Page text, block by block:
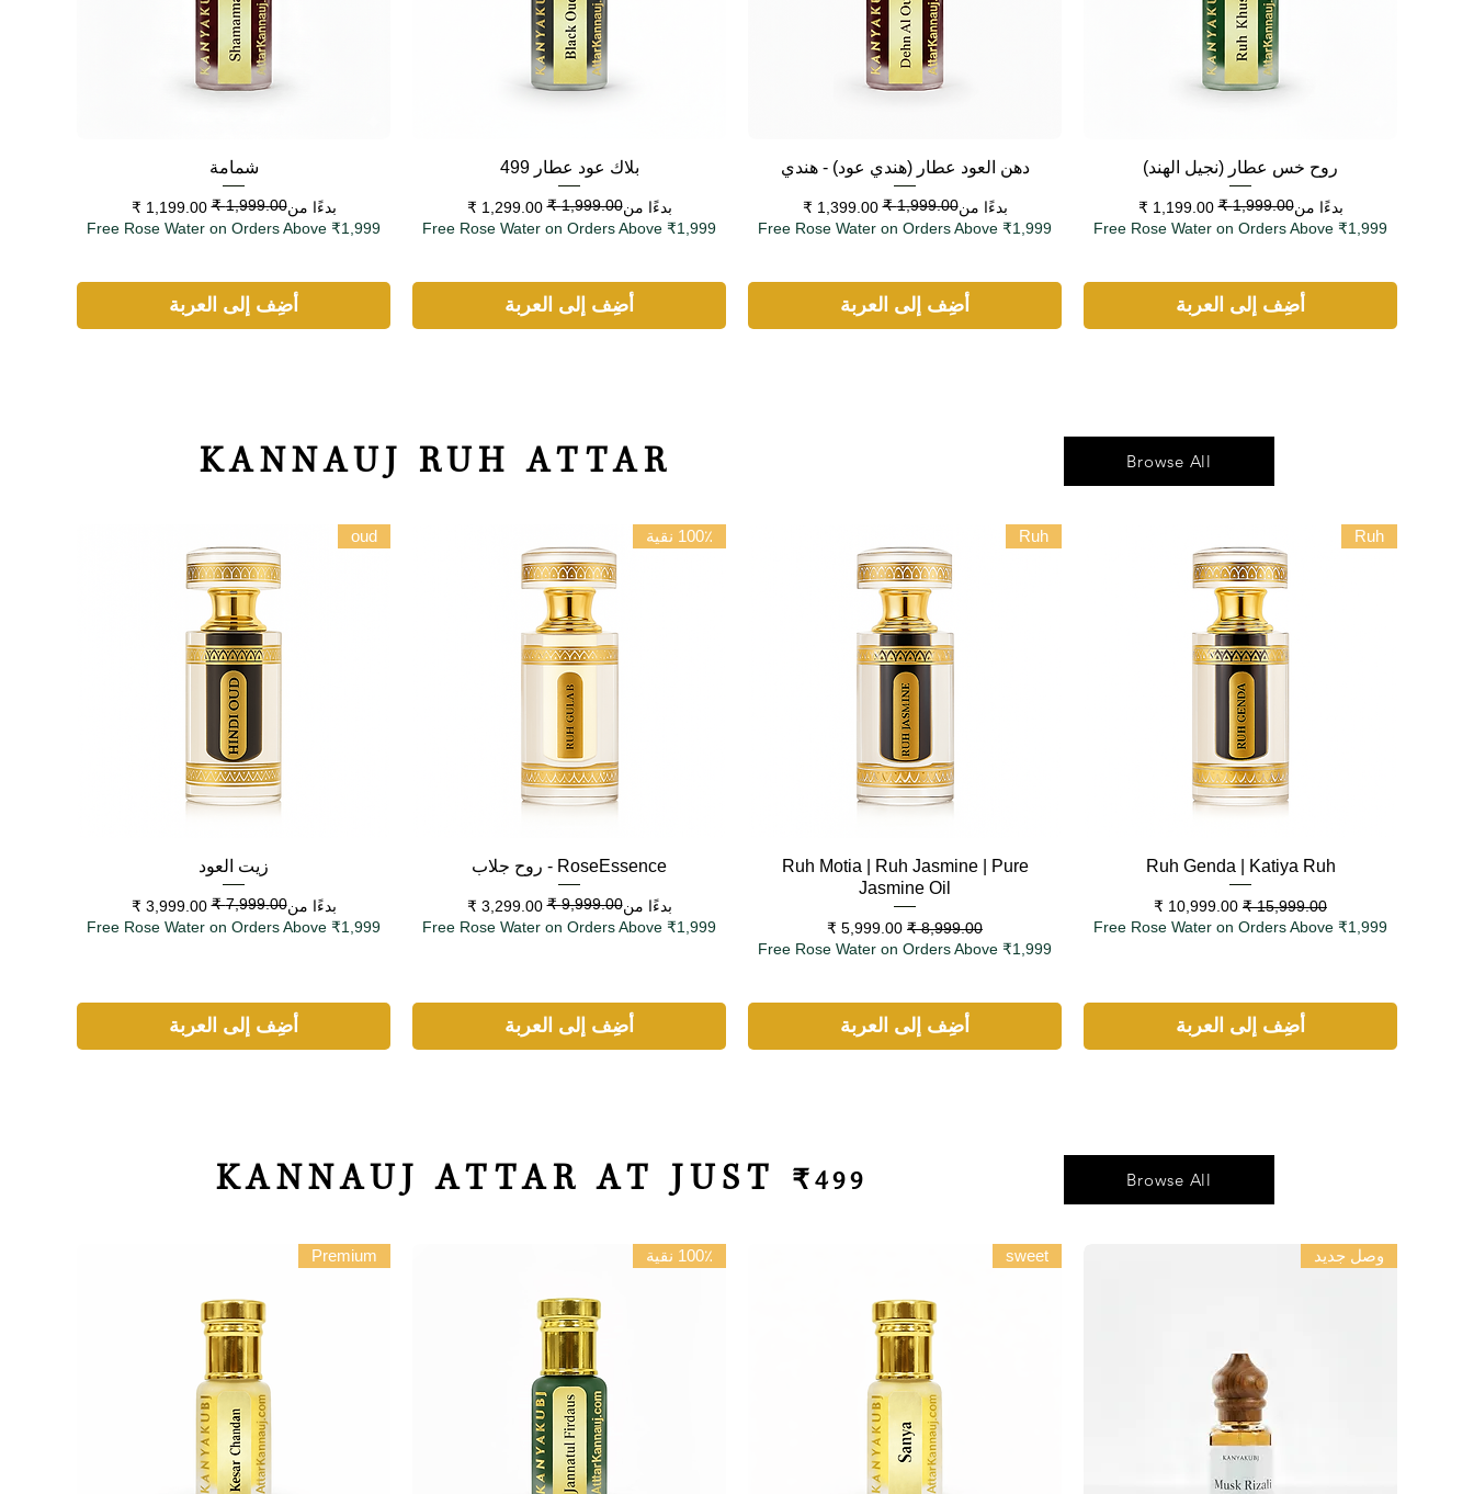
العرض السريع
روح خس عطار (نجيل الهند)
بدءًا من
سعر عادي
‏1,999.00 ₹
‏1,199.00 ₹
سعر البيع
Free Rose Water on Orders Above ₹1,999
أضِف إلى العربة
العرض السريع
دهن العود عطار (هندي عود) - هندي
بدءًا من
سعر عادي
‏1,999.00 ₹
‏1,399.00 ₹
سعر البيع
Free Rose Water on Orders Above ₹1,999
أضِف إلى العربة
العرض السريع
بلاك عود عطار 499
بدءًا من
سعر عادي
‏1,999.00 ₹
‏1,299.00 ₹
سعر البيع
Free Rose Water on Orders Above ₹1,999
أضِف إلى العربة
العرض السريع
شمامة
بدءًا من
سعر عادي
‏1,999.00 ₹
‏1,199.00 ₹
سعر البيع
Free Rose Water on Orders Above ₹1,999
أضِف إلى العربة
KANNAUJ RUH ATTAR Browse All
العرض السريع
Ruh
Ruh Genda | Katiya Ruh
سعر عادي سعر البيع
Free Rose Water on Orders Above ₹1,999
أضِف إلى العربة
العرض السريع
Ruh
Ruh Motia | Ruh Jasmine | Pure
Jasmine Oil
سعر عادي سعر البيع
Free Rose Water on Orders Above ₹1,999
أضِف إلى العربة
العرض السريع
100٪ نقية
RoseEssence - روح جلاب
بدءًا من
سعر عادي
‏9,999.00 ₹
‏3,299.00 ₹
سعر البيع
Free Rose Water on Orders Above ₹1,999
أضِف إلى العربة
العرض السريع
oud
زيت العود
بدءًا من
سعر عادي
‏7,999.00 ₹
‏3,999.00 ₹
سعر البيع
Free Rose Water on Orders Above ₹1,999
أضِف إلى العربة
KANNAUJ ATTAR AT JUST ₹499 Browse All
وصل جديد sweet 100٪ نقية Premium